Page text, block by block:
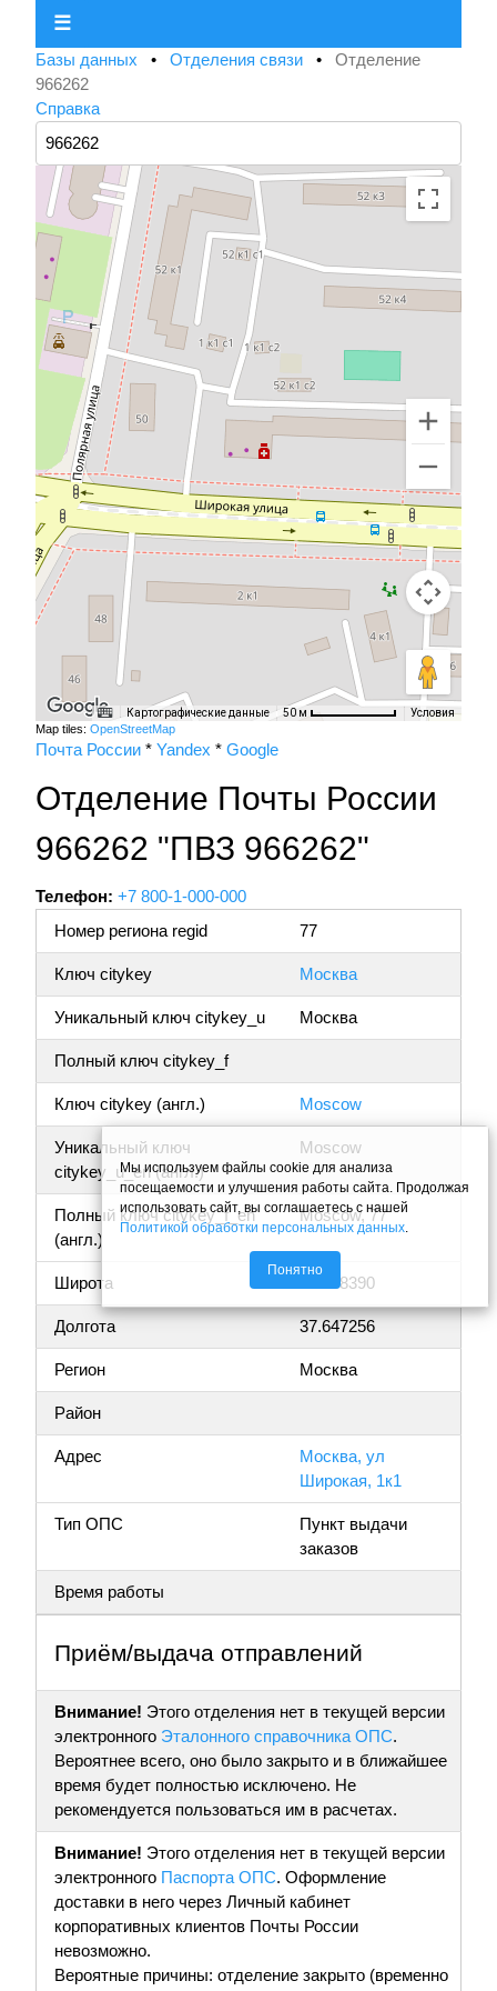
☰
Базы данных • Отделения связи • Отделение
966262
Справка
Картографические данные 50 м Условия
Map tiles: OpenStreetMap
Почта России * Yandex * Google
Отделение Почты России
966262 "ПВЗ 966262"
Телефон: +7 800-1-000-000
Номер региона regid
77
Ключ citykey Москва
Уникальный ключ citykey_u Москва
Полный ключ citykey_f
Ключ citykey (англ.) Moscow
Уникальный ключ
citykey_u_en (англ.)
Moscow
Полный ключ citykey_f_en
(англ.)
Moscow, 77
Широта 55.888390
Долгота 37.647256
Регион Москва
Район
Адрес
Москва, ул
Широкая, 1к1
Тип ОПС
Пункт выдачи
заказов
Время работы
Приём/выдача отправлений
Внимание! Этого отделения нет в текущей версии
электронного Эталонного справочника ОПС.
Вероятнее всего, оно было закрыто и в ближайшее
время будет полностью исключено. Не
рекомендуется пользоваться им в расчетах.
Внимание! Этого отделения нет в текущей версии
электронного Паспорта ОПС. Оформление
доставки в него через Личный кабинет
корпоративных клиентов Почты России
невозможно.
Вероятные причины: отделение закрыто (временно
Мы используем файлы cookie для анализа
посещаемости и улучшения работы сайта. Продолжая
использовать сайт, вы соглашаетесь с нашей
Политикой обработки персональных данных
Понятно